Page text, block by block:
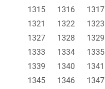
1315
1316 1317
1321
1322 1323
1327
1328 1329
1333
1334 1335
1339
1340 1341
1345
1346 1347